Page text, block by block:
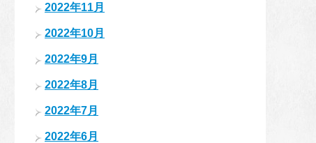
2022年11月
2022年10月
2022年9月
2022年8月
2022年7月
2022年6月